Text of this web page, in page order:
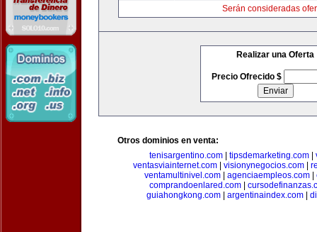
Serán consideradas
Realizar una Oferta
Precio Ofrecido $
Otros dominios en venta:
tenisargentino.com
tipsdemarketing.com
ventasviainternet.com
visionynegocios.com
ventamultinivel.com| agenciaempleos.com|
comprandoenlared.com|
guiahongkong.com| argentinaindex.com|